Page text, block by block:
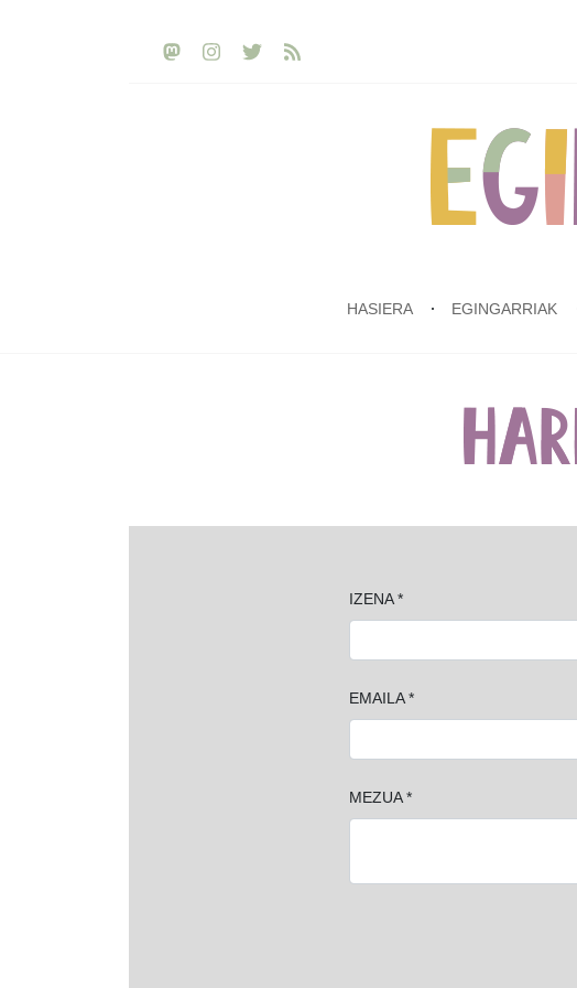
HASIERA EGINGARRIAK
IZENA *
EMAILA *
MEZUA *